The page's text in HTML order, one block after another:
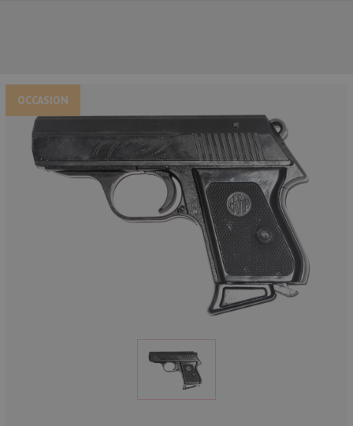
OCCASION
NOS PRINCIPALES MARQUES